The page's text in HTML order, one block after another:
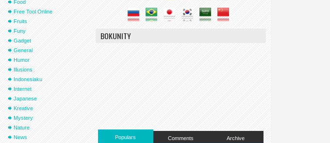
BOKUNITY
Populars Comments Archive
Food
Free Tool Online
Fruits
Funy
Gadget
General
Humor
Illusions
Indonesiaku
Internet
Japanese
Kreative
Mystery
Nature
News